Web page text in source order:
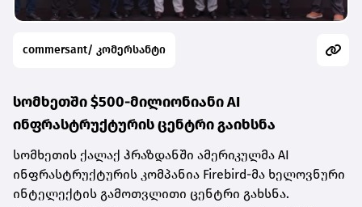
commersant/ კომერსანტი
სომხეთში $500-მილიონიანი AI
ინფრასტრუქტურის ცენტრი გაიხსნა
სომხეთის ქალაქ ჰრაზდანში ამერიკულმა AI
ინფრასტრუქტურის კომპანია Firebird-მა ხელოვნური
ინტელექტის გამოთვლითი ცენტრი გახსნა.